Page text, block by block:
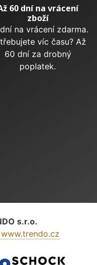
60 dní na vrácení
zboží
na vrácení zdarma.
víc času? Až
60 dní za drobný
poplatek.
s.r.o.